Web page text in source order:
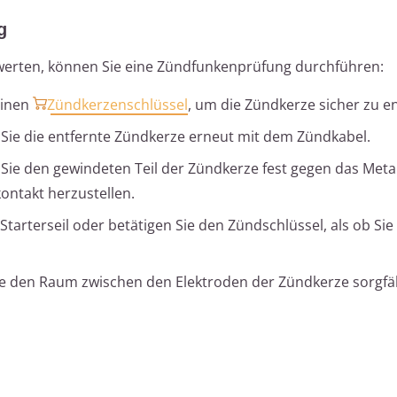
können Sie eine Zündfunkenprüfung durchführen:
Zündkerzenschlüssel, um die Zündkerze sicher zu
die entfernte Zündkerze erneut mit dem Zündkabel.
den gewindeten Teil der Zündkerze fest gegen das
herzustellen.
oder betätigen Sie den Zündschlüssel, als ob
den Raum zwischen den Elektroden der Zündkerze